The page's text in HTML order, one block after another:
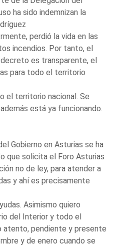
ha sido indemnizan la
perdió la vida en las
incendios. Por tanto, el
es transparente, el
para todo el territorio
el territorio nacional. Se
está ya funcionando.
Gobierno en Asturias se ha
que solicita el Foro Asturias
no de ley, para atender a
y ahí es precisamente
Asimismo quiero
del Interior y todo el
atento, pendiente y presente
y de enero cuando se